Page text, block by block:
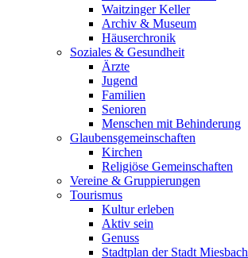
Waitzinger Keller
Archiv & Museum
Häuserchronik
Soziales & Gesundheit
Ärzte
Jugend
Familien
Senioren
Menschen mit Behinderung
Glaubensgemeinschaften
Kirchen
Religiöse Gemeinschaften
Vereine & Gruppierungen
Tourismus
Kultur erleben
Aktiv sein
Genuss
Stadtplan der Stadt Miesbach